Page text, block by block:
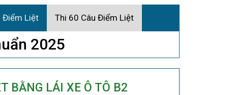
Điểm Liệt Thi 60 Câu Điểm Liệt
2025
BẰNG LÁI XE Ô TÔ B2